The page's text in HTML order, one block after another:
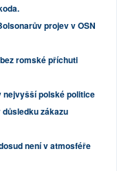
projev v OSN
romské příchuti
polské politice
zákazu
není v atmosféře